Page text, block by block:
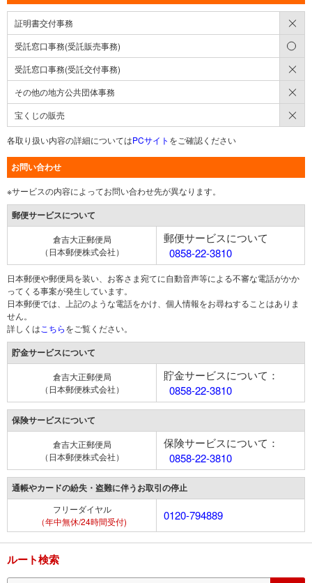
証明書交付事務
受託窓口事務(受託販売事務)
受託窓口事務(受託交付事務)
その他の地方公共団体事務
宝くじの販売
各取り扱い内容の詳細についてはPCサイト をご確認ください
お問い合わせ
※サービスの内容によってお問い合わせ先が異なります。
郵便サービスについて
倉吉大正郵便局
（日本郵便株式会社）
郵便サービスについて
0858-22-3810
日本郵便や郵便局を装い、お客さま宛てに自動音声等による不審な電話がかか
ってくる事案が発生しています。
日本郵便では、上記のような電話をかけ、個人情報をお尋ねすることはありま
せん。
詳しくは こちらをご覧ください。
貯金サービスについて
倉吉大正郵便局
（日本郵便株式会社）
貯金サービスについて：
0858-22-3810
保険サービスについて
倉吉大正郵便局
（日本郵便株式会社）
保険サービスについて：
0858-22-3810
通帳やカードの紛失・盗難に伴うお取引の停止
フリーダイヤル
（年中無休/24時間受付)
0120-794889
ルート検索